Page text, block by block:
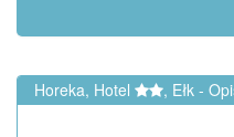
Horeka, Hotel , Ełk -